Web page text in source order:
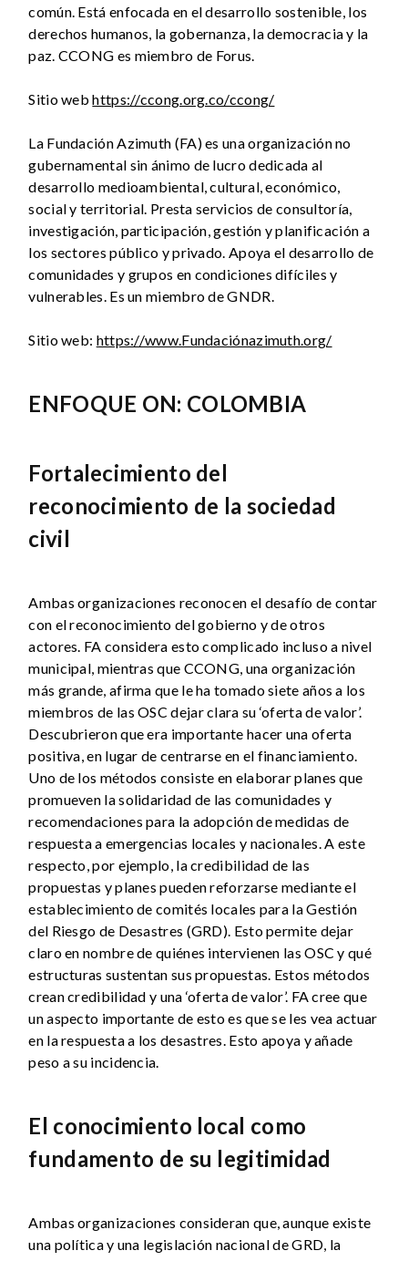
común. Está enfocada en el desarrollo sostenible, los
derechos humanos, la gobernanza, la democracia y la
paz. CCONG es miembro de Forus.
Sitio webhttps://ccong.org.co/ccong/
La Fundación Azimuth (FA) es una organización no
gubernamental sin ánimo de lucro dedicada al
desarrollo medioambiental, cultural, económico,
social y territorial. Presta servicios de consultoría,
investigación, participación, gestión y planificación a
los sectores público y privado. Apoya el desarrollo de
comunidades y grupos en condiciones difíciles y
vulnerables. Es un miembro de GNDR.
Sitio web: https://www.Fundaciónazimuth.org/
ENFOQUE ON: COLOMBIA
Fortalecimiento del
reconocimiento de la sociedad
civil
Ambas organizaciones reconocen el desafío de contar
con el reconocimiento del gobierno y de otros
actores. FA considera esto complicado incluso a nivel
municipal, mientras que CCONG, una organización
más grande, afirma que le ha tomado siete años a los
miembros de las OSC dejar clara su ‘oferta de valor’.
Descubrieron que era importante hacer una oferta
positiva, en lugar de centrarse en el financiamiento.
Uno de los métodos consiste en elaborar planes que
promueven la solidaridad de las comunidades y
recomendaciones para la adopción de medidas de
respuesta a emergencias locales y nacionales. A este
respecto, por ejemplo, la credibilidad de las
propuestas y planes pueden reforzarse mediante el
establecimiento de comités locales para la Gestión
del Riesgo de Desastres (GRD). Esto permite dejar
claro en nombre de quiénes intervienen las OSC y qué
estructuras sustentan sus propuestas. Estos métodos
crean credibilidad y una ‘oferta de valor’. FA cree que
un aspecto importante de esto es que se les vea actuar
en la respuesta a los desastres. Esto apoya y añade
peso a su incidencia.
El conocimiento local como
fundamento de su legitimidad
Ambas organizaciones consideran que, aunque existe
una política y una legislación nacional de GRD, la